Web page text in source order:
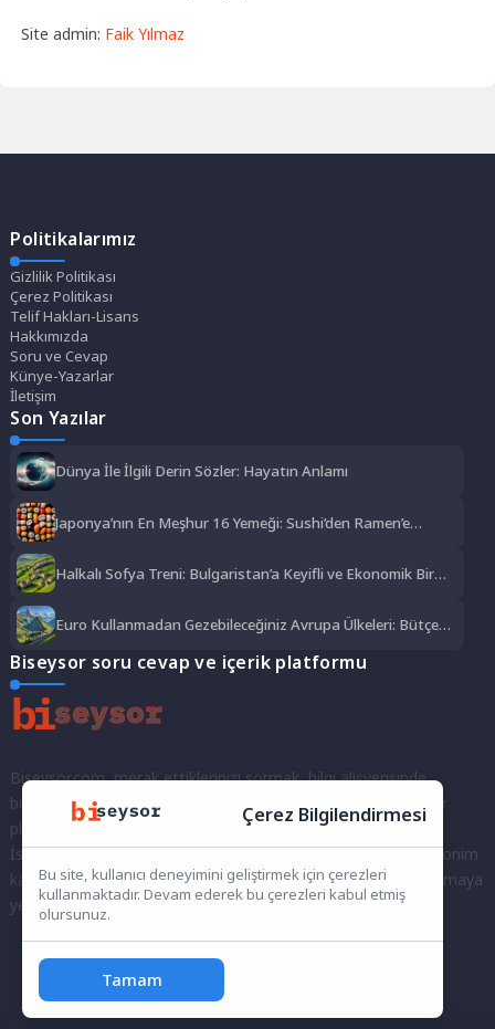
Site admin: Faik Yılmaz
Politikalarımız
Gizlilik Politikası
Çerez Politikası
Telif Hakları-Lisans
Hakkımızda
Soru ve Cevap
Künye-Yazarlar
İletişim
Son Yazılar
Dünya İle İlgili Derin Sözler: Hayatın Anlamı
Japonya’nın En Meşhur 16 Yemeği: Sushi’den Ramen’e
Halkalı Sofya Treni: Bulgaristan’a Keyifli ve Ekonomik Bir
Euro Kullanmadan Gezebileceğiniz Avrupa Ülkeleri: Bütçe
Biseysor soru cevap ve içerik platformu
Biseysor.com, merak ettiklerinizi sormak, bilgi alışverişinde
bulunmak ve fikirlerinizi paylaşmak için bir araya geldiğimiz bir
platformdur.
İster kayıtlı bir kullanıcı olarak topluluğumuza katılın, ister anonim
kalarak sorularınızı yöneltin; burada her türlü soruya ve tartışmaya
yer var. Bilgiyi keşfetmek ve paylaşmak için bize katılın!
Çerez Bilgilendirmesi
Bu site, kullanıcı deneyimini geliştirmek için çerezleri
kullanmaktadır. Devam ederek bu çerezleri kabul etmiş
olursunuz.
Tamam